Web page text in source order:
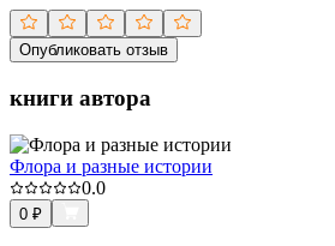
Опубликовать отзыв
книги автора
Флора и разные истории
0.0
0 ₽